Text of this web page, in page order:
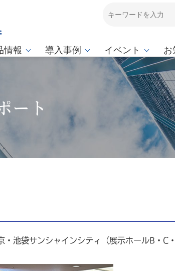
情報 導入事例 イベント お
ート
池袋サンシャインシティ（展示ホールB・C